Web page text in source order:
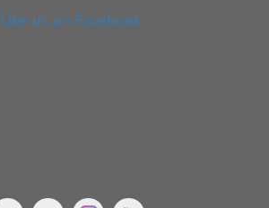
Like us on Facebook